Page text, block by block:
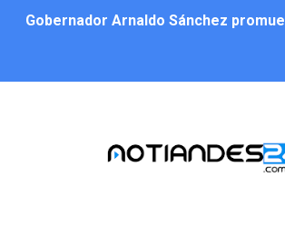
Gobernador Arnaldo Sánchez
Cuerpos de Seguridad activaron